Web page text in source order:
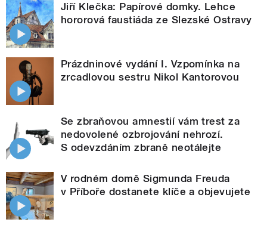
Jiří Klečka: Papírové domky. Lehce
hororová faustiáda ze Slezské Ostravy
Prázdninové vydání I. Vzpomínka na
zrcadlovou sestru Nikol Kantorovou
Se zbraňovou amnestií vám trest za
nedovolené ozbrojování nehrozí.
S odevzdáním zbraně neotálejte
V rodném domě Sigmunda Freuda
v Příboře dostanete klíče a objevujete